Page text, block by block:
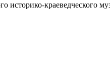
историко-краеведческого